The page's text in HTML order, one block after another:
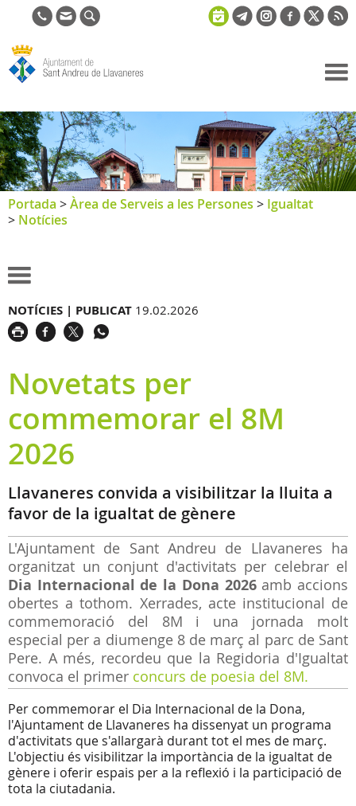
de Sant
Andreu de
Llavaneres
Portada >Àrea de Serveis a les Persones > Igualtat
> Notícies
NOTÍCIES | PUBLICAT 19.02.2026
Novetats per
commemorar el 8M
2026
Llavaneres convida a visibilitzar la lluita a
favor de la igualtat de gènere
L'Ajuntament de Sant Andreu de Llavaneres ha
organitzat un conjunt d'activitats per celebrar el
Dia Internacional de la Dona 2026amb accions
obertes a tothom. Xerrades, acte institucional de
commemoració del 8M i una jornada molt
especial per a diumenge 8 de març al parc de Sant
Pere. A més, recordeu que la Regidoria d'Igualtat
convoca el primer concurs de poesia del 8M.
Per commemorar el Dia Internacional de la Dona,
l'Ajuntament de Llavaneres ha dissenyat un programa
d'activitats que s'allargarà durant tot el mes de març.
L'objectiu és visibilitzar la importància de la igualtat de
gènere i oferir espais per a la reflexió i la participació de
tota la ciutadania.